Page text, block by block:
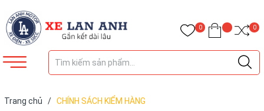
0 0
Trang chủ / CHÍNH SÁCH KIỂM HÀNG